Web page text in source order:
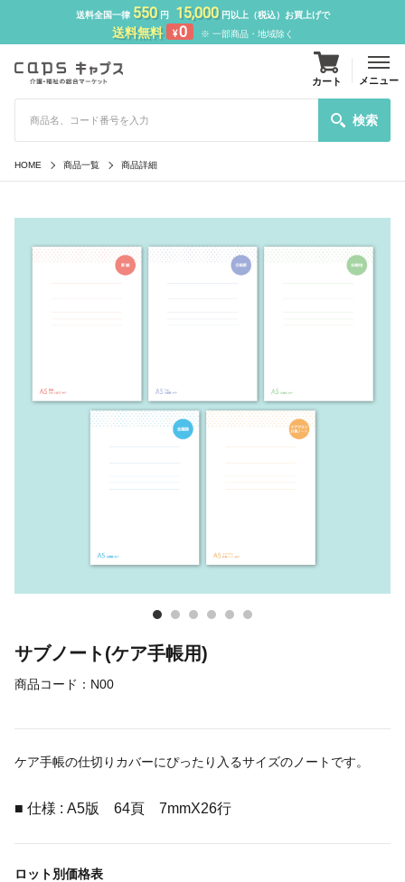
送料全国一律 550円 15,000円以上（税込）お買上げで
送料無料 ¥0 ※ 一部商品・地域除く
検索
カート メニュー
HOME 商品一覧 商品詳細
サブノート(ケア手帳用)
商品コード： N00
ケア手帳の仕切りカバーにぴったり入るサイズのノートです。
■ 仕様 : A5版 64頁 7mmX26行
ロット別価格表